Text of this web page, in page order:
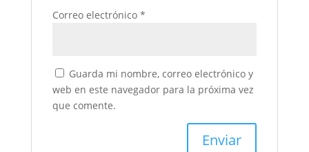
Correo electrónico *
Guarda mi nombre, correo electrónico y
web en este navegador para la próxima vez
que comente.